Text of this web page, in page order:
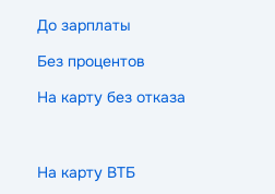
До зарплаты
Без процентов
На карту без отказа
На карту ВТБ